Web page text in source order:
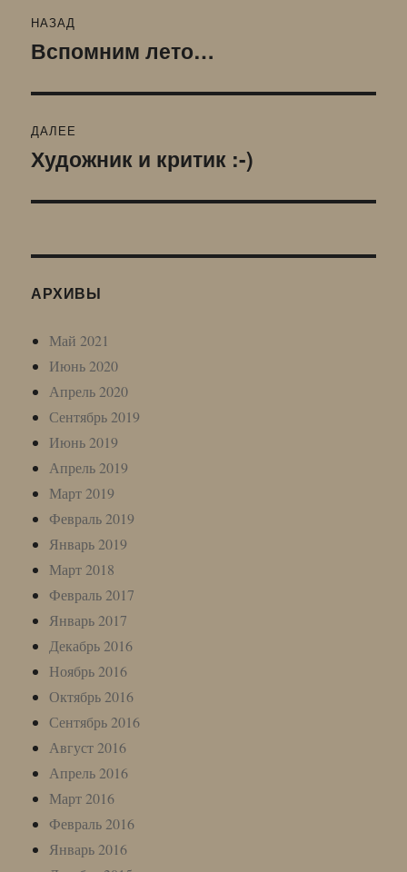
по
НАЗАД
Предыдущая
Вспомним лето…
ДАЛЕЕ
Следующая
Художник и критик :-)
АРХИВЫ
Май 2021
Июнь 2020
Апрель 2020
Сентябрь 2019
Июнь 2019
Апрель 2019
Март 2019
Февраль 2019
Январь 2019
Март 2018
Февраль 2017
Январь 2017
Декабрь 2016
Ноябрь 2016
Октябрь 2016
Сентябрь 2016
Август 2016
Апрель 2016
Март 2016
Февраль 2016
Январь 2016